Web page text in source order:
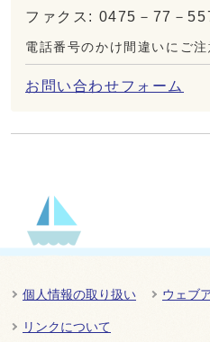
ファクス: 0475－77－
電話番号のかけ間違いにご注
お問い合わせフォーム
個人情報の取り扱い ウェブ
リンクについて